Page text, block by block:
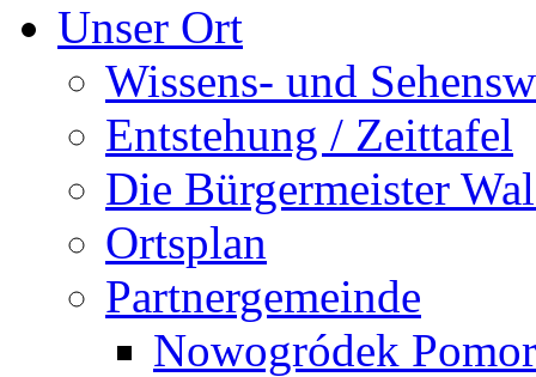
Unser Ort
Wissens- und
Entstehung / Zeittafel
Die Bürgermeister
Ortsplan
Partnergemeinde
Nowogródek